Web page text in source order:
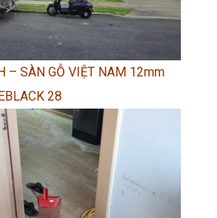
– SÀN GỖ VIỆT NAM 12mm
28